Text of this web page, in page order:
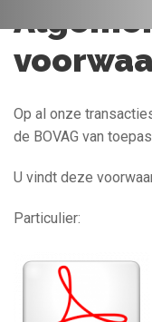
Op al onze
de BOVAG van
U vindt deze
Particulier: